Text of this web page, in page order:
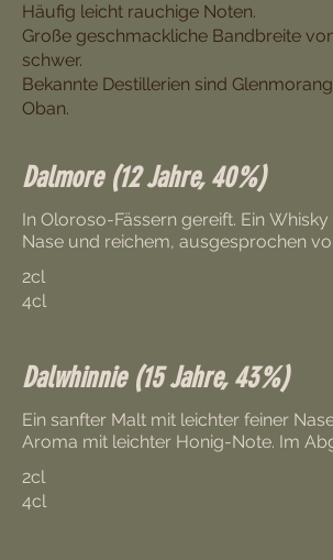
Häufig leicht rauchige Noten.
Große geschmackliche Bandbreite
schwer.
Bekannte Destillerien sind
Oban.
Dalmore (12 Jahre, 40%)
In Oloroso-Fässern gereift. Ein
Nase und reichem, ausgesprochen
2cl
4cl
Dalwhinnie (15 Jahre, 43%)
Ein sanfter Malt mit leichter feiner
Aroma mit leichter Honig-Note. Im
2cl
4cl